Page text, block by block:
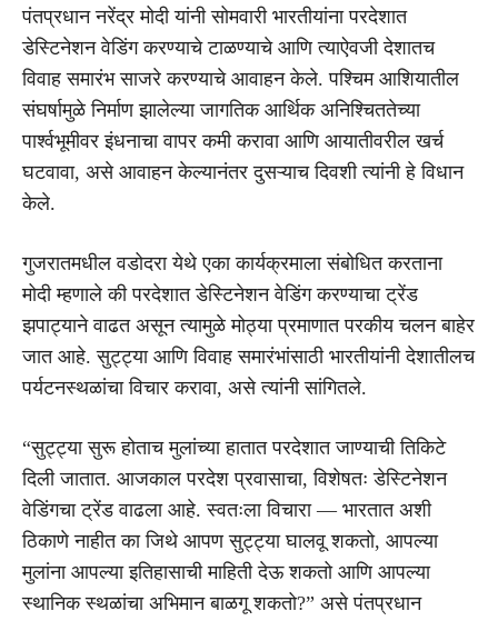
पंतप्रधान नरेंद्र मोदी यांनी सोमवारी भारतीयांना परदेशात
डेस्टिनेशन वेडिंग करण्याचे टाळण्याचे आणि त्याऐवजी देशातच
विवाह समारंभ साजरे करण्याचे आवाहन केले. पश्चिम आशियातील
संघर्षामुळे निर्माण झालेल्या जागतिक आर्थिक अनिश्चिततेच्या
पार्श्वभूमीवर इंधनाचा वापर कमी करावा आणि आयातीवरील खर्च
घटवावा, असे आवाहन केल्यानंतर दुसऱ्याच दिवशी त्यांनी हे विधान
केले.
गुजरातमधील वडोदरा येथे एका कार्यक्रमाला संबोधित करताना
मोदी म्हणाले की परदेशात डेस्टिनेशन वेडिंग करण्याचा ट्रेंड
झपाट्याने वाढत असून त्यामुळे मोठ्या प्रमाणात परकीय चलन बाहेर
जात आहे. सुट्ट्या आणि विवाह समारंभांसाठी भारतीयांनी देशातीलच
पर्यटनस्थळांचा विचार करावा, असे त्यांनी सांगितले.
“सुट्ट्या सुरू होताच मुलांच्या हातात परदेशात जाण्याची तिकिटे
दिली जातात. आजकाल परदेश प्रवासाचा, विशेषतः डेस्टिनेशन
वेडिंगचा ट्रेंड वाढला आहे. स्वतःला विचारा — भारतात अशी
ठिकाणे नाहीत का जिथे आपण सुट्ट्या घालवू शकतो, आपल्या
मुलांना आपल्या इतिहासाची माहिती देऊ शकतो आणि आपल्या
स्थानिक स्थळांचा अभिमान बाळगू शकतो?” असे पंतप्रधान